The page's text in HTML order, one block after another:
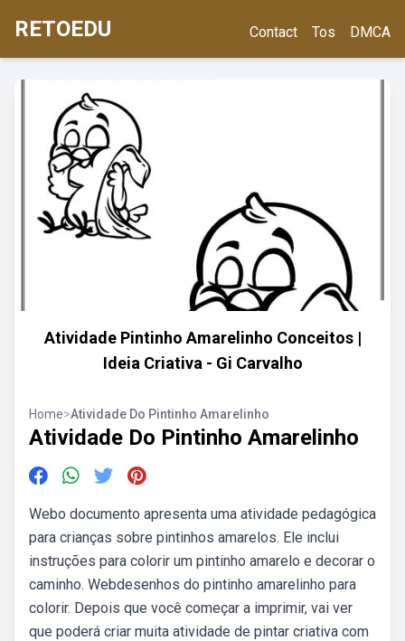
RETOEDU Contact Tos DMCA
Atividade Pintinho Amarelinho Conceitos |
Ideia Criativa - Gi Carvalho
Home>Atividade Do Pintinho Amarelinho
Atividade Do Pintinho Amarelinho
Webo documento apresenta uma atividade pedagógica
para crianças sobre pintinhos amarelos. Ele inclui
instruções para colorir um pintinho amarelo e decorar o
caminho. Webdesenhos do pintinho amarelinho para
colorir. Depois que você começar a imprimir, vai ver
que poderá criar muita atividade de pintar criativa com